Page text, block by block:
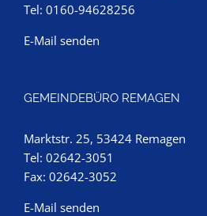
Tel: 0160-94628256
E-Mail senden
GEMEINDEBÜRO REMAGEN
Marktstr. 25, 53424 Remagen
Tel: 02642-3051
Fax: 02642-3052
E-Mail senden